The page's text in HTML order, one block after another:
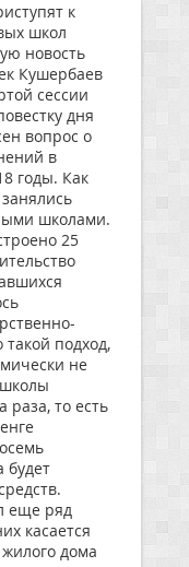
к
школ
новость
Кушербаев
сессии
дня
вопрос о
в
годы. Как
школами.
25
такой подход,
не
раза, то есть
будет
еще ряд
касается
дома